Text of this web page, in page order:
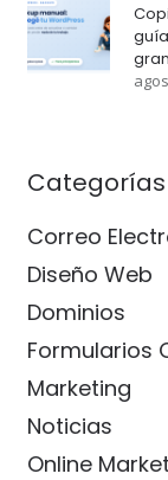
Categorías
Correo
Diseño Web
Dominios
Formularios
Marketing
Noticias
Online